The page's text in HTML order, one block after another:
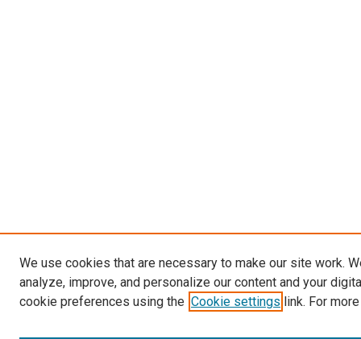
We use cookies that are necessary to make our site work.
analyze, improve, and personalize our content and your
cookie preferences using the Cookie settings link. For